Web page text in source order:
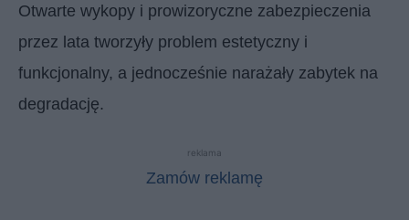
Otwarte wykopy i prowizoryczne zabezpieczenia
przez lata tworzyły problem estetyczny i
funkcjonalny, a jednocześnie narażały zabytek na
degradację.
reklama
Zamów reklamę